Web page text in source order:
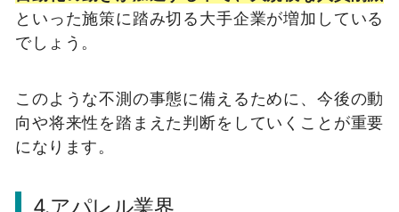
といった施策に踏み切る大手企業が増加している
でしょう。
このような不測の事態に備えるために、今後の動
向や将来性を踏まえた判断をしていくことが重要
になります。
4.アパレル業界